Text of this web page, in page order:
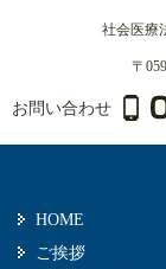
社会医療
〒
お問い合わせ
HOME
ご挨拶